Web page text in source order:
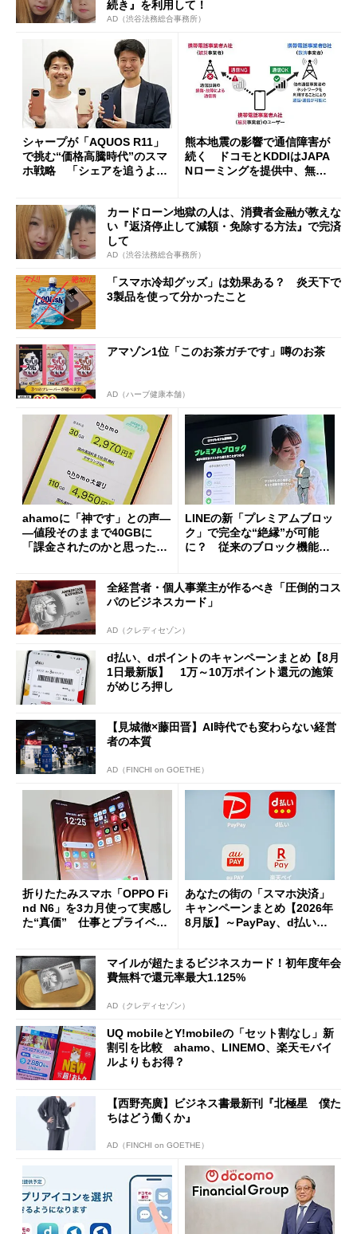
続き』を利用して！
AD（渋谷法務総合事務所）
シャープが「AQUOS R11」
で挑む“価格高騰時代”のスマ
ホ戦略 「シェアを追うより
熊本地震の影響で通信障害が
続く ドコモとKDDIはJAPA
Nローミングを提供中、無料
カードローン地獄の人は、消費者金融が教えな
い『返済停止して減額・免除する方法』で完済
して
AD（渋谷法務総合事務所）
「スマホ冷却グッズ」は効果ある？ 炎天下で
3製品を使って分かったこと
アマゾン1位「このお茶ガチです」噂のお茶
AD（ハーブ健康本舗）
ahamoに「神です」との声―
―値段そのままで40GBに
「課金されたのかと思った」
LINEの新「プレミアムブロッ
ク」で完全な“絶縁”が可能
に？ 従来のブロック機能と
全経営者・個人事業主が作るべき「圧倒的コス
パのビジネスカード」
AD（クレディセゾン）
d払い、dポイントのキャンペーンまとめ【8月
1日最新版】 1万～10万ポイント還元の施策
がめじろ押し
【見城徹×藤田晋】AI時代でも変わらない経営
者の本質
AD（FINCHI on GOETHE）
折りたたみスマホ「OPPO Fi
nd N6」を3カ月使って実感し
た“真価” 仕事とプライベー
あなたの街の「スマホ決済」
キャンペーンまとめ【2026年
8月版】～PayPay、d払い、a
マイルが超たまるビジネスカード！初年度年会
費無料で還元率最大1.125%
AD（クレディセゾン）
UQ mobileとY!mobileの「セット割なし」新
割引を比較 ahamo、LINEMO、楽天モバイ
ルよりもお得？
【西野亮廣】ビジネス書最新刊『北極星 僕た
ちはどう働くか』
AD（FINCHI on GOETHE）